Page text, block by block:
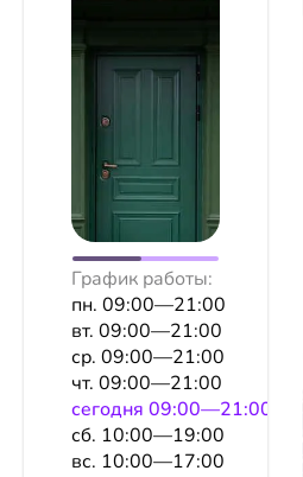
График работы:
пн. 09:00—21:00
вт. 09:00—21:00
ср. 09:00—21:00
чт. 09:00—21:00
сeгодня 09:00—21:00
сб. 10:00—19:00
вс. 10:00—17:00